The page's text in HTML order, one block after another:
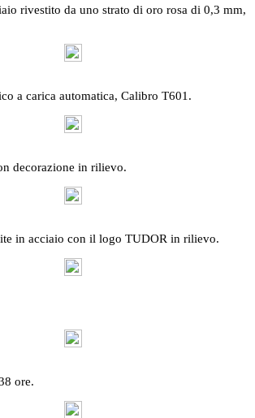
rivestito da uno strato di oro rosa di 0,3 mm,
a carica automatica, Calibro T601.
decorazione in rilievo.
in acciaio con il logo TUDOR in rilievo.
ore.